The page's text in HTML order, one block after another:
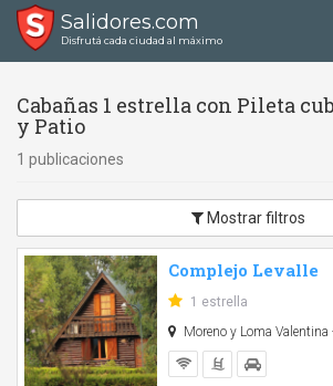
Salidores.com
Disfrutá cada ciudad al máximo
Cabañas 1 estrella con Pileta
y Patio
1 publicaciones
Mostrar filtros
Complejo Levalle
1 estrella
Moreno y Loma Valentina